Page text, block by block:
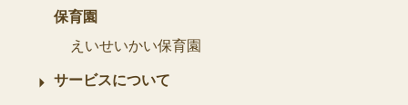
保育園
えいせいかい保育園
サービスについて